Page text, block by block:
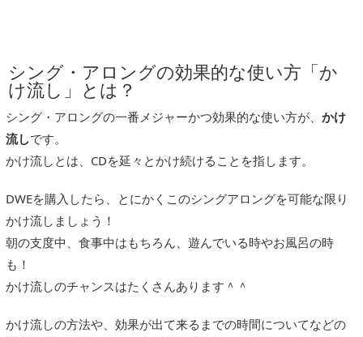
シング・アロングの効果的な使い方「か
け流し」とは？
シング・アロングの一番メジャーかつ効果的な使い方が、 かけ
流しです。
かけ流しとは、CDを延々とかけ続けることを指します。
DWEを購入したら、とにかくこのシングアロングを可能な限り
かけ流しましょう！
朝の支度中、食事中はもちろん、遊んでいる時やお風呂の時
も！
かけ流しのチャンスはたくさんあります＾＾
かけ流しの方法や、効果が出て来るまでの時間についてなどの